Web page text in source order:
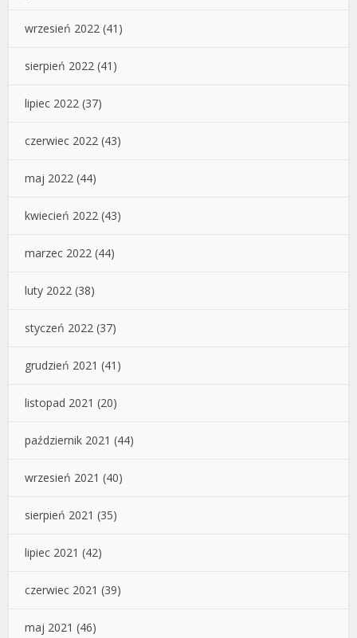
wrzesień 2022 (41)
sierpień 2022 (41)
lipiec 2022 (37)
czerwiec 2022 (43)
maj 2022 (44)
kwiecień 2022 (43)
marzec 2022 (44)
luty 2022 (38)
styczeń 2022 (37)
grudzień 2021 (41)
listopad 2021 (20)
październik 2021 (44)
wrzesień 2021 (40)
sierpień 2021 (35)
lipiec 2021 (42)
czerwiec 2021 (39)
maj 2021 (46)